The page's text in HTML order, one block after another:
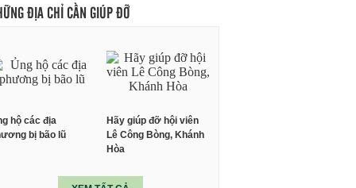
ĐỊA CHỈ CẦN GIÚP ĐỠ
hộ các địa
bị bão lũ
Hãy giúp đỡ hội viên
Lê Công Bòng, Khánh
Hòa